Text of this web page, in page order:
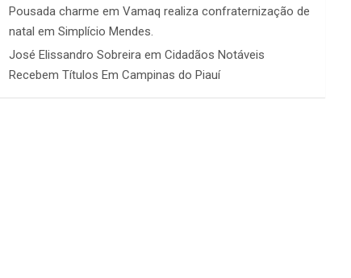
Pousada charme emVamaq realiza confraternização de
natal em Simplício Mendes.
José Elissandro Sobreira emCidadãos Notáveis
Recebem Títulos Em Campinas do Piauí